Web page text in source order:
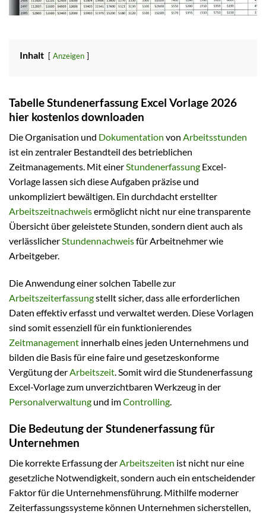
Inhalt Anzeigen
Tabelle Stundenerfassung Excel Vorlage 2026
hier kostenlos downloaden
Die Organisation und Dokumentation von Arbeitsstunden
ist ein zentraler Bestandteil des betrieblichen
Zeitmanagements. Mit einerStundenerfassung Excel-
Vorlage lassen sich diese Aufgaben präzise und
unkompliziert bewältigen. Ein durchdacht erstellter
Arbeitszeitnachweisermöglicht nicht nur eine transparente
Übersicht über geleistete Stunden, sondern dient auch als
verlässlicherStundennachweisfür Arbeitnehmer wie
Arbeitgeber.
Die Anwendung einer solchen Tabelle zur
Arbeitszeiterfassungstellt sicher, dass alle erforderlichen
Daten effektiv erfasst und verwaltet werden. Diese Vorlagen
sind somit essenziell für ein funktionierendes
Zeitmanagement innerhalb eines jeden Unternehmens und
bilden die Basis für eine faire und gesetzeskonforme
Vergütung derArbeitszeit. Somit wird die Stundenerfassung
Excel-Vorlage zum unverzichtbaren Werkzeug in der
Personalverwaltung und imControlling.
Die Bedeutung der Stundenerfassung für
Unternehmen
Die korrekte Erfassung derArbeitszeiten ist nicht nur eine
gesetzliche Notwendigkeit, sondern auch ein entscheidender
Faktor für die Unternehmensführung. Mithilfe moderner
Zeiterfassungssysteme können Unternehmen sicherstellen,